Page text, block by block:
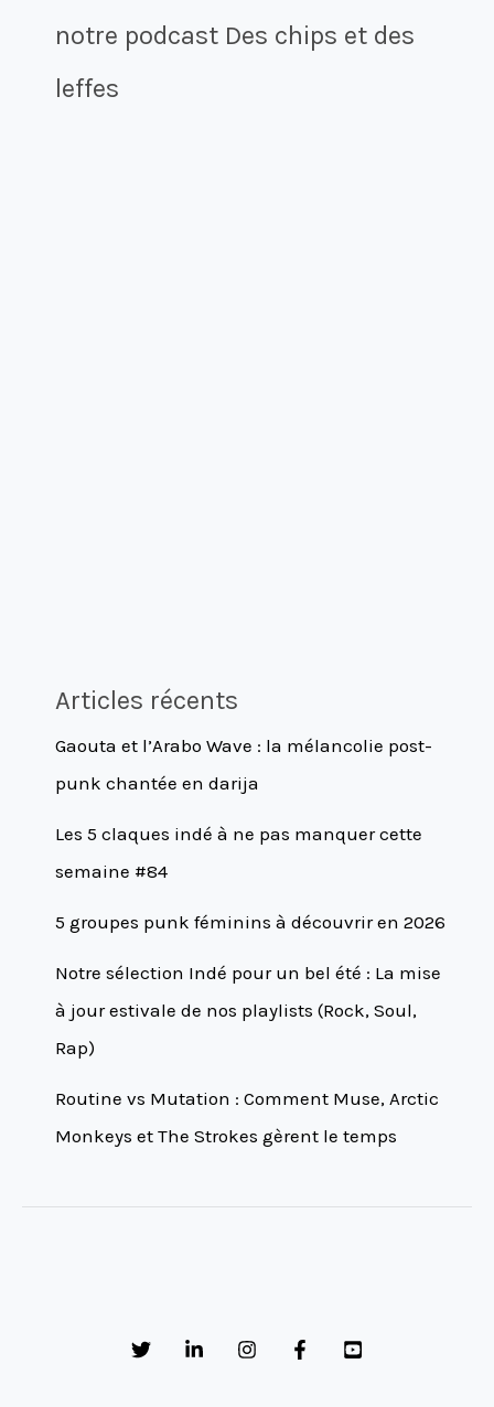
notre podcast Des chips et des
leffes
Articles récents
Gaouta et l’Arabo Wave : la mélancolie post-
punk chantée en darija
Les 5 claques indé à ne pas manquer cette
semaine #84
5 groupes punk féminins à découvrir en 2026
Notre sélection Indé pour un bel été : La mise
à jour estivale de nos playlists (Rock, Soul,
Rap)
Routine vs Mutation : Comment Muse, Arctic
Monkeys et The Strokes gèrent le temps